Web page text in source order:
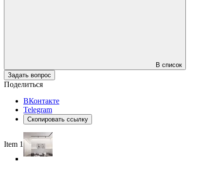
В список
Задать вопрос
Поделиться
ВКонтакте
Telegram
Скопировать ссылку
Item 1 of 6